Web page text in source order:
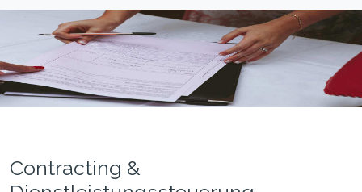
Contracting &